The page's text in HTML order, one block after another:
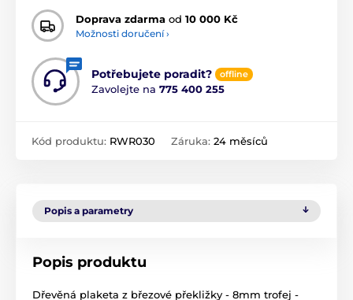
Doprava zdarma od 10 000 Kč
Možnosti doručení ›
Potřebujete poradit? offline
Zavolejte na 775 400 255
Kód produktu: RWR030 Záruka: 24 měsíců
Popis a parametry
Popis produktu
Dřevěná plaketa z březové překližky - 8mm trofej -